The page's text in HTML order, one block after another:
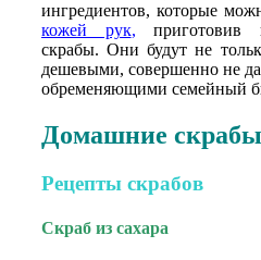
ингредиентов, которые
кожей рук, приготовив
скрабы. Они будут не
дешевыми, совершенно не
обременяющими семейный
Домашние
Рецепты скрабов
Скраб из сахара